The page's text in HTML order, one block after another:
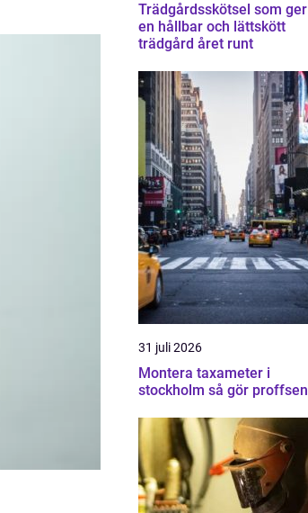
Trädgårdsskötsel som ger
en hållbar och lättskött
trädgård året runt
31 juli 2026
Montera taxameter i
stockholm så gör proffsen